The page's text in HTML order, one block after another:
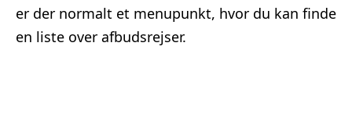
er der normalt et menupunkt, hvor du kan finde
en liste over afbudsrejser.